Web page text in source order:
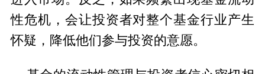
性危机，会让投资者对整个基金行业产生
怀疑，降低他们参与投资的意愿。